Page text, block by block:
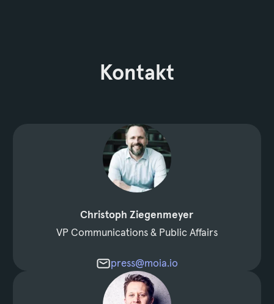
Kontakt
Christoph Ziegenmeyer
VP Communications & Public Affairs
press@moia.io